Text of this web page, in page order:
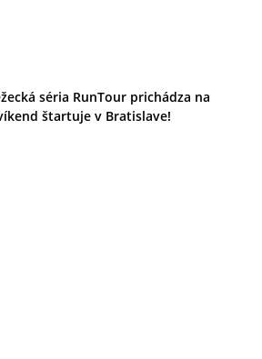
séria RunTour prichádza na
štartuje v Bratislave!